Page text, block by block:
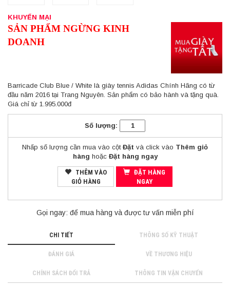
KHUYẾN MẠI
SẢN PHẨM NGỪNG KINH
DOANH
Barricade Club Blue / White là giày tennis Adidas Chính Hãng có từ
đầu năm 2016 tại Trang Nguyên. Sản phẩm có bảo hành và tặng quà.
Giá chỉ từ 1.995.000đ
Số lượng:
Nhấp số lượng cần mua vào cột Đặt và click vào Thêm giỏ
hàng hoặc Đặt hàng ngay
GIỎ HÀNG
NGAY
Gọi ngay: để mua hàng và được tư vấn miễn phí
CHI TIẾT THÔNG SỐ KỸ THUẬT
ĐÁNH GIÁ VỀ THƯƠNG HIỆU
CHÍNH SÁCH ĐỔI TRẢ THÔNG TIN VẬN CHUYỂN